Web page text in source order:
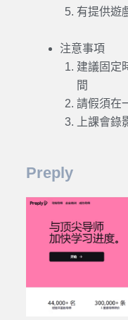
有提供遊
注意事項
建議固定
間
請假須在
上課會錄
Preply